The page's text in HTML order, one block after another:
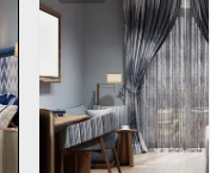
STANDARD